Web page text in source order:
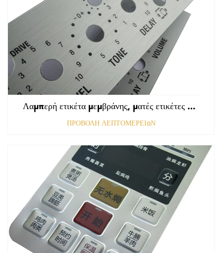
Λαμπερή ετικέτα μεμβράνης, ματές ετικέτες εμπρόσθιου πίνακα ελέγχου, ανάγλυφη γραφική επικάλυψη πολυκαρβονικού
ΠΡΟΒΟΛΗ ΛΕΠΤΟΜΕΡΕΙΩΝ